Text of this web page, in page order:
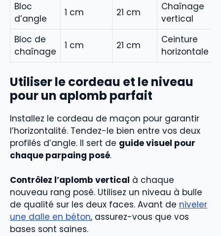
Bloc
d’angle
1 cm 21 cm
Chaînage
vertical
Bloc de
chaînage
1 cm 21 cm
Ceinture
horizontale
Utiliser le cordeau et le niveau
pour un aplomb parfait
Installez le cordeau de maçon pour garantir
l’horizontalité. Tendez-le bien entre vos deux
profilés d’angle. Il sert de guide visuel pour
chaque parpaing posé.
Contrôlez l’aplomb vertical à chaque
nouveau rang posé. Utilisez un niveau à bulle
de qualité sur les deux faces. Avant de niveler
une dalle en béton, assurez-vous que vos
bases sont saines.